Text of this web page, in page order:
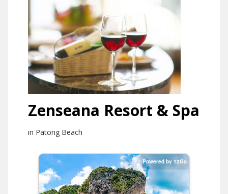
Zenseana Resort & Spa
in Patong Beach